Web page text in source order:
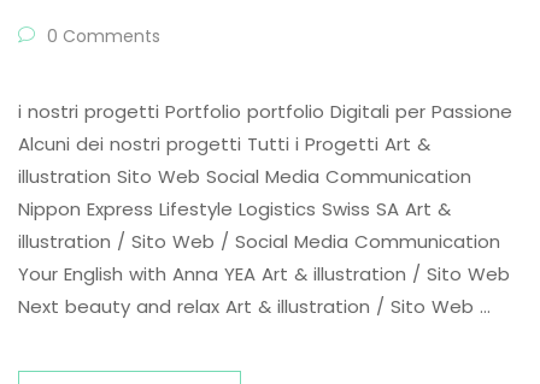
0 Comments
i nostri progetti Portfolio portfolio Digitali per Passione
Alcuni dei nostri progetti Tutti i Progetti Art &
illustration Sito Web Social Media Communication
Nippon Express Lifestyle Logistics Swiss SA Art &
illustration / Sito Web / Social Media Communication
Your English with Anna YEA Art & illustration / Sito Web
Next beauty and relax Art & illustration / Sito Web …